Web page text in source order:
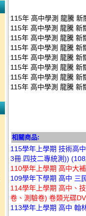
115年 高中學測 龍騰
115年 高中學測 龍騰 新
115年 高中學測 龍騰 新
115年 高中學測 龍騰 新
115年 高中學測 龍騰 新
115年 高中學測 龍騰 新
115年 高中學測 龍騰 新
115年 高中學測 龍騰 新
相關商品:
115學年上學期 技術高
3冊.四技二專統測))
110學年上學期 高中大
109學年下學期 高中 三
114學年上學期 高中、
卷、測驗卷) 卷類光碟
113學年上學期 高中 翰